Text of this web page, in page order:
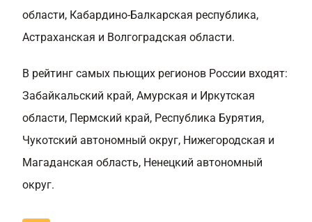
области, Кабардино-Балкарская республика,
Астраханская и Волгоградская области.
В рейтинг самых пьющих регионов России входят:
Забайкальский край, Амурская и Иркутская
области, Пермский край, Республика Бурятия,
Чукотский автономный округ, Нижегородская и
Магаданская область, Ненецкий автономный
округ.